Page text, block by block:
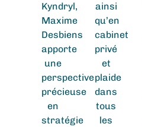
Kyndryl,
Maxime
Desbiens
apporte
une
perspective
précieuse
en
stratégie
ainsi
qu’en
cabinet
privé
et
plaide
dans
tous
les